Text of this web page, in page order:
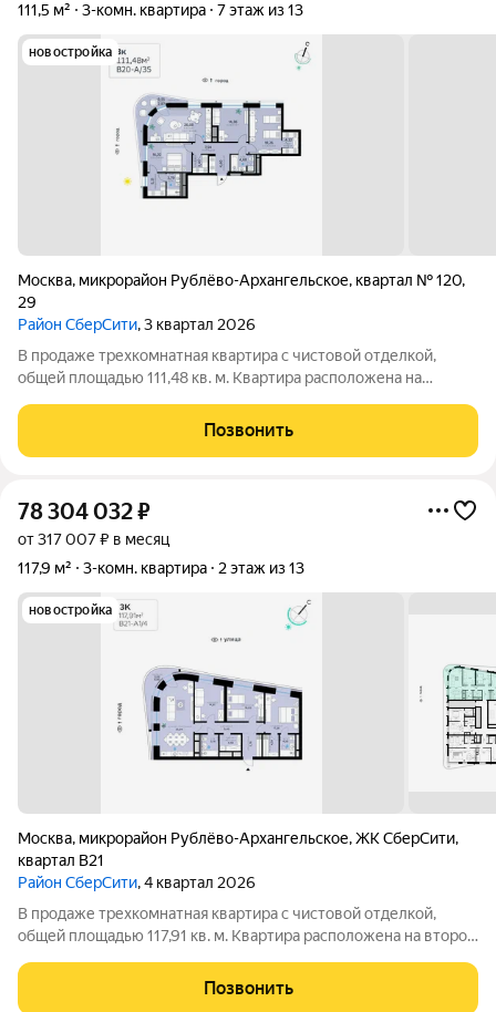
111,5 м²
3-комн. квартира 7 этаж из 13
новостройка
Москва, микрорайон Рублёво-Архангельское, квартал № 120,
29
Район СберСити, 3 квартал 2026
В продаже трехкомнатная квартира с чистовой отделкой,
общей площадью 111,48 кв. м. Квартира расположена на
Адвансд в новом районе СберСити, который строит Сбер. Дом
находится на первой береговой
Позвонить
78 304 032₽
от 317 007 ₽ в месяц
117,9 м²
3-комн. квартира 2 этаж из 13
новостройка
Москва, микрорайон Рублёво-Архангельское,ЖК СберCити,
квартал В21
Район СберСити, 4 квартал 2026
В продаже трехкомнатная квартира с чистовой отделкой,
общей площадью 117,91 кв. м. Квартира расположена на втором
новом районе СберСити, который строит Сбер. Дом находится
на второй береговой
Позвонить